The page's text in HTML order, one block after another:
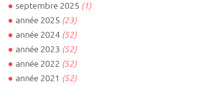
septembre 2025 (1)
année 2025 (23)
année 2024 (52)
année 2023 (52)
année 2022 (52)
année 2021 (52)